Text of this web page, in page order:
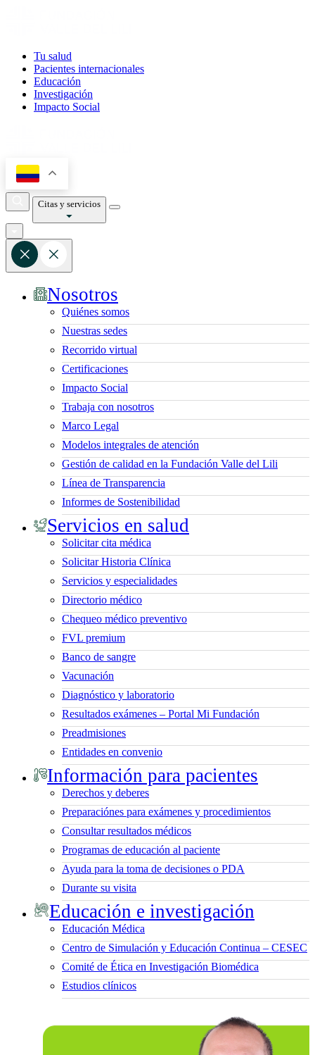
Tu salud
Pacientes internacionales
Educación
Investigación
Impacto Social
Citas y servicios
Nosotros
Quiénes somos
Nuestras sedes
Recorrido virtual
Certificaciones
Impacto Social
Trabaja con nosotros
Marco Legal
Modelos integrales de atención
Gestión de calidad en la Fundación Valle del Lili
Línea de Transparencia
Informes de Sostenibilidad
Servicios en salud
Solicitar cita médica
Solicitar Historia Clínica
Servicios y especialidades
Directorio médico
Chequeo médico preventivo
FVL premium
Banco de sangre
Vacunación
Diagnóstico y laboratorio
Resultados exámenes – Portal Mi Fundación
Preadmisiones
Entidades en convenio
Información para pacientes
Derechos y deberes
Preparaciónes para exámenes y procedimientos
Consultar resultados médicos
Programas de educación al paciente
Ayuda para la toma de decisiones o PDA
Durante su visita
Educación e investigación
Educación Médica
Centro de Simulación y Educación Continua – CESEC
Comité de Ética en Investigación Biomédica
Estudios clínicos